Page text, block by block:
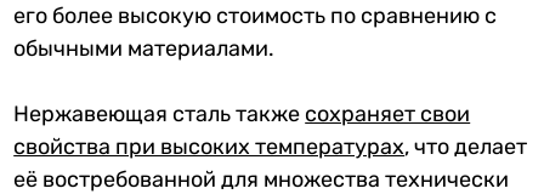
его более высокую стоимость по сравнению с
обычными материалами.
Нержавеющая сталь также сохраняет свои
свойства при высоких температурах, что делает
её востребованной для множества технически